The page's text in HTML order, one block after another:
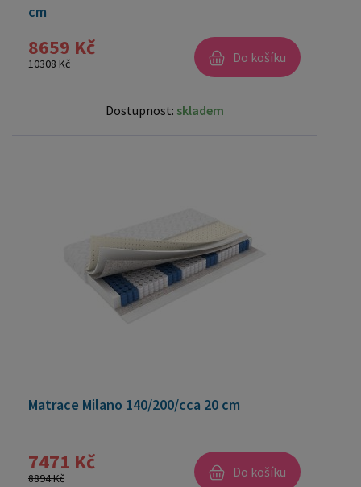
cm
8659 Kč
10308 Kč Do košíku
Dostupnost: skladem
Matrace Milano 140/200/cca 20 cm
7471 Kč
8894 Kč Do košíku